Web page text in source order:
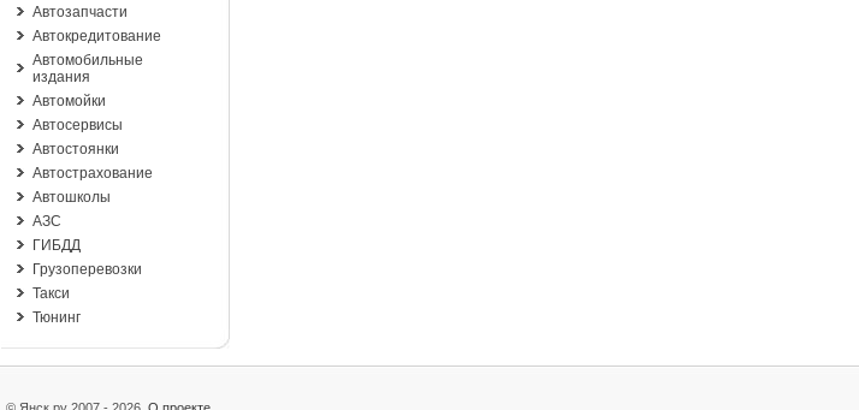
Автозапчасти
Автокредитование
Автомобильные
издания
Автомойки
Автосервисы
Автостоянки
Автострахование
Автошколы
АЗС
ГИБДД
Грузоперевозки
Такси
Тюнинг